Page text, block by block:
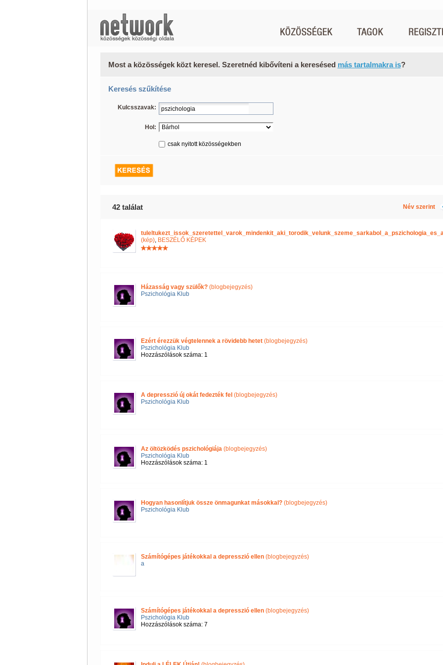
Most a közösségek közt keresel. Szeretnéd kibővíteni a keresésed más tartalmakra is?
Keresés szűkítése
Kulcsszavak:
Hol:
csak nyitott közösségekben
42 találat Név szerint
(kép), BESZÉLŐ KÉPEK
Házasság vagy szülők?(blogbejegyzés)
Pszichológia Klub
Ezért érezzük végtelennek a rövidebb hetet(blogbejegyzés)
Pszichológia Klub
Hozzászólások száma: 1
A depresszió új okát fedezték fel (blogbejegyzés)
Pszichológia Klub
Az öltözködés pszichológiája(blogbejegyzés)
Pszichológia Klub
Hozzászólások száma: 1
Hogyan hasonlítjuk össze önmagunkat másokkal?(blogbejegyzés)
Pszichológia Klub
Számítógépes játékokkal a depresszió ellen(blogbejegyzés)
a
Számítógépes játékokkal a depresszió ellen(blogbejegyzés)
Pszichológia Klub
Hozzászólások száma: 7